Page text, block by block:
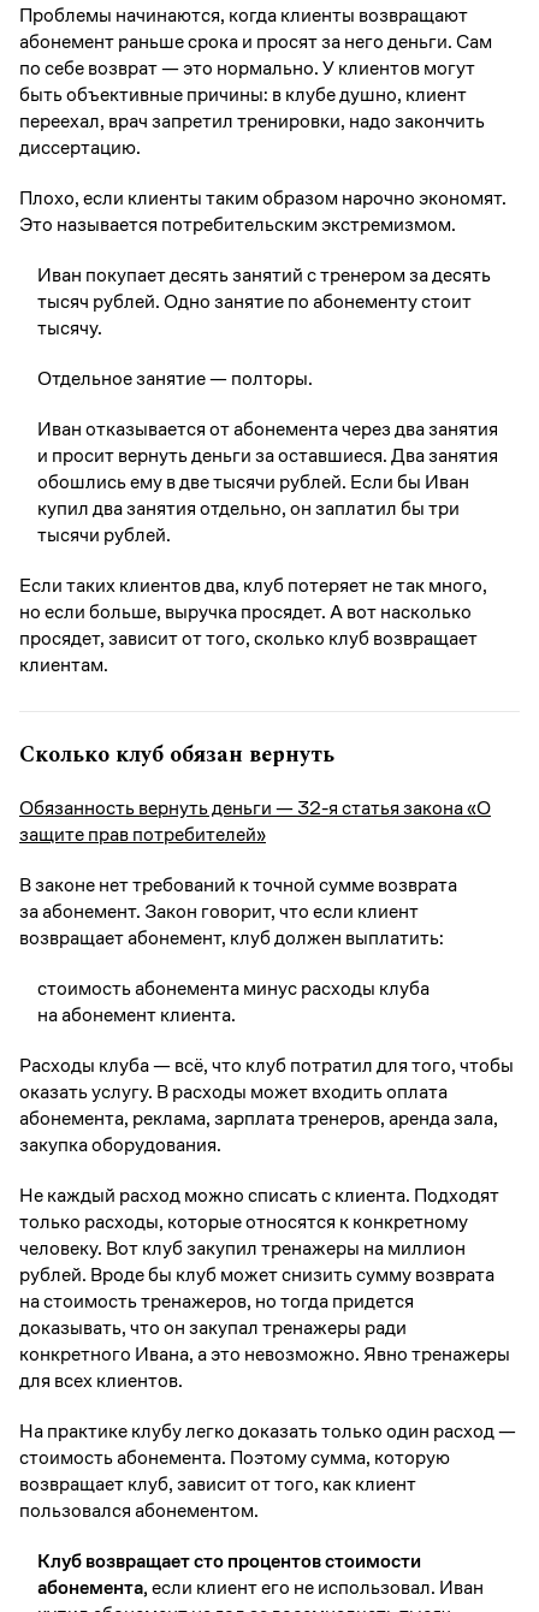
Проблемы начинаются, когда клиенты возвращают
абонемент раньше срока и просят за него деньги. Сам
по себе возврат — это нормально. У клиентов могут
быть объективные причины: в клубе душно, клиент
переехал, врач запретил тренировки, надо закончить
диссертацию.
Плохо, если клиенты таким образом нарочно экономят.
Это называется потребительским экстремизмом.
Иван покупает десять занятий с тренером за десять
тысяч рублей. Одно занятие по абонементу стоит
тысячу.
Отдельное занятие — полторы.
Иван отказывается от абонемента через два занятия
и просит вернуть деньги за оставшиеся. Два занятия
обошлись ему в две тысячи рублей. Если бы Иван
купил два занятия отдельно, он заплатил бы три
тысячи рублей.
Если таких клиентов два, клуб потеряет не так много,
но если больше, выручка просядет. А вот насколько
просядет, зависит от того, сколько клуб возвращает
клиентам.
Сколько клуб обязан вернуть
Обязанность вернуть деньги — 32-я статья закона «О
защите прав потребителей»
В законе нет требований к точной сумме возврата
за абонемент. Закон говорит, что если клиент
возвращает абонемент, клуб должен выплатить:
стоимость абонемента минус расходы клуба
на абонемент клиента.
Расходы клуба — всё, что клуб потратил для того, чтобы
оказать услугу. В расходы может входить оплата
абонемента, реклама, зарплата тренеров, аренда зала,
закупка оборудования.
Не каждый расход можно списать с клиента. Подходят
только расходы, которые относятся к конкретному
человеку. Вот клуб закупил тренажеры на миллион
рублей. Вроде бы клуб может снизить сумму возврата
на стоимость тренажеров, но тогда придется
доказывать, что он закупал тренажеры ради
конкретного Ивана, а это невозможно. Явно тренажеры
для всех клиентов.
На практике клубу легко доказать только один расход —
стоимость абонемента. Поэтому сумма, которую
возвращает клуб, зависит от того, как клиент
пользовался абонементом.
Клуб возвращает сто процентов стоимости
абонемента,если клиент его не использовал. Иван